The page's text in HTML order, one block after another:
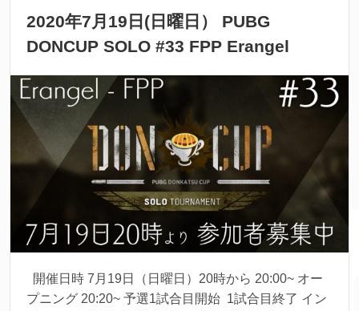
2020年7月19日(日曜日） PUBG
DONCUP SOLO #33 FPP Erangel
開催日時 7月19日（日曜日）20時から 20:00~ オー
プニング 20:20~ 予選1試合目開始 1試合目終了 イン